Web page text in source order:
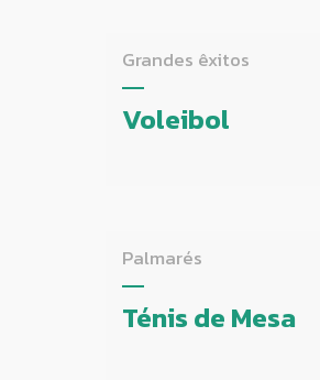
Grandes êxitos
Voleibol
Palmarés
Ténis de Mesa